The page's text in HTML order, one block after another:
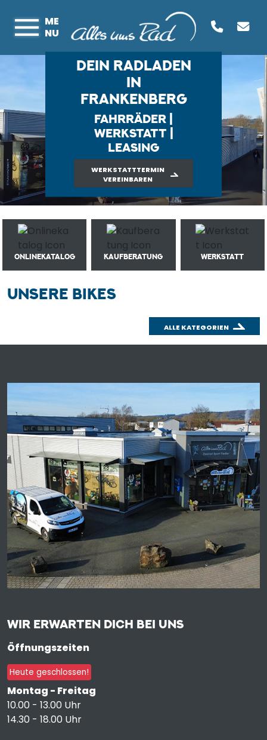
ME
NU
DEIN RADLADEN
IN
FRANKENBERG
FAHRRÄDER |
WERKSTATT |
LEASING
WERKSTATTTERMIN
VEREINBAREN
ONLINEKATALOG KAUFBERATUNG WERKSTATT
UNSERE BIKES
ALLE KATEGORIEN
WIR ERWARTEN DICH BEI UNS
Öffnungszeiten
Heute geschlossen!
Montag - Freitag
10.00 - 13.00 Uhr
14.30 - 18.00 Uhr